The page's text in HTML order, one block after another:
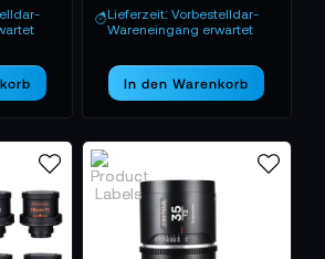
Lieferzeit: Vorbestelldar-
Wareneingang erwartet
In den Warenkorb